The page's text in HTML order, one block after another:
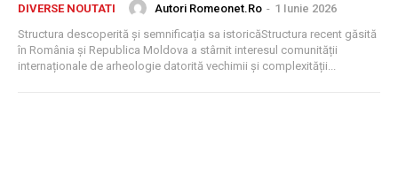
DIVERSE NOUTATI Autori Romeonet.ro - 1 Iunie 2026
Structura descoperită și semnificația sa istoricăStructura recent găsită
în România și Republica Moldova a stârnit interesul comunității
internaționale de arheologie datorită vechimii și complexității...